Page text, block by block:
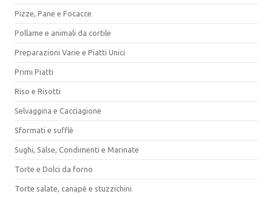
Pizze, Pane e Focacce
Pollame e animali da cortile
Preparazioni Varie e Piatti Unici
Primi Piatti
Riso e Risotti
Selvaggina e Cacciagione
Sformati e sufflè
Sughi, Salse, Condimenti e Marinate
Torte e Dolci da forno
Torte salate, canapé e stuzzichini